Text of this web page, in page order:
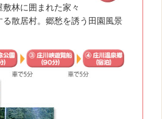
林に囲まれた家々
散居村。郷愁を誘う田園風景